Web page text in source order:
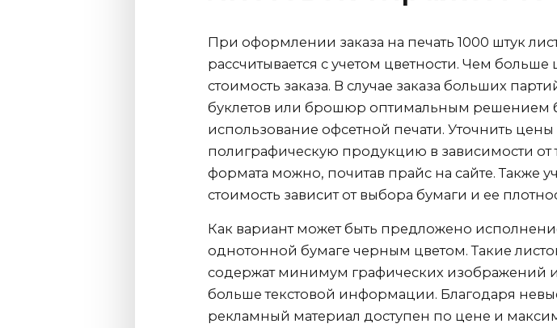
При оформлении заказа на печать 1000 штук
рассчитывается с учетом цветности. Чем больше
стоимость заказа. В случае заказа больших
буклетов или брошюр оптимальным решением
использование офсетной печати. Уточнить
полиграфическую продукцию в зависимости от
формата можно, почитав прайс на сайте. Также
стоимость зависит от выбора бумаги и ее
Как вариант может быть предложено
однотонной бумаге черным цветом. Такие
содержат минимум графических изображений и
больше текстовой информации. Благодаря
рекламный материал доступен по цене и